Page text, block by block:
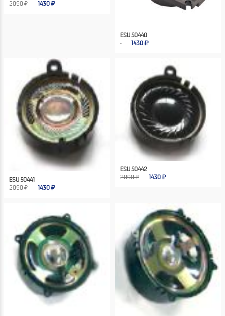
2090 ₽
1430
ESU 50440
1430
ESU 50441
2090 ₽
1430
ESU 50442
2090 ₽
1430